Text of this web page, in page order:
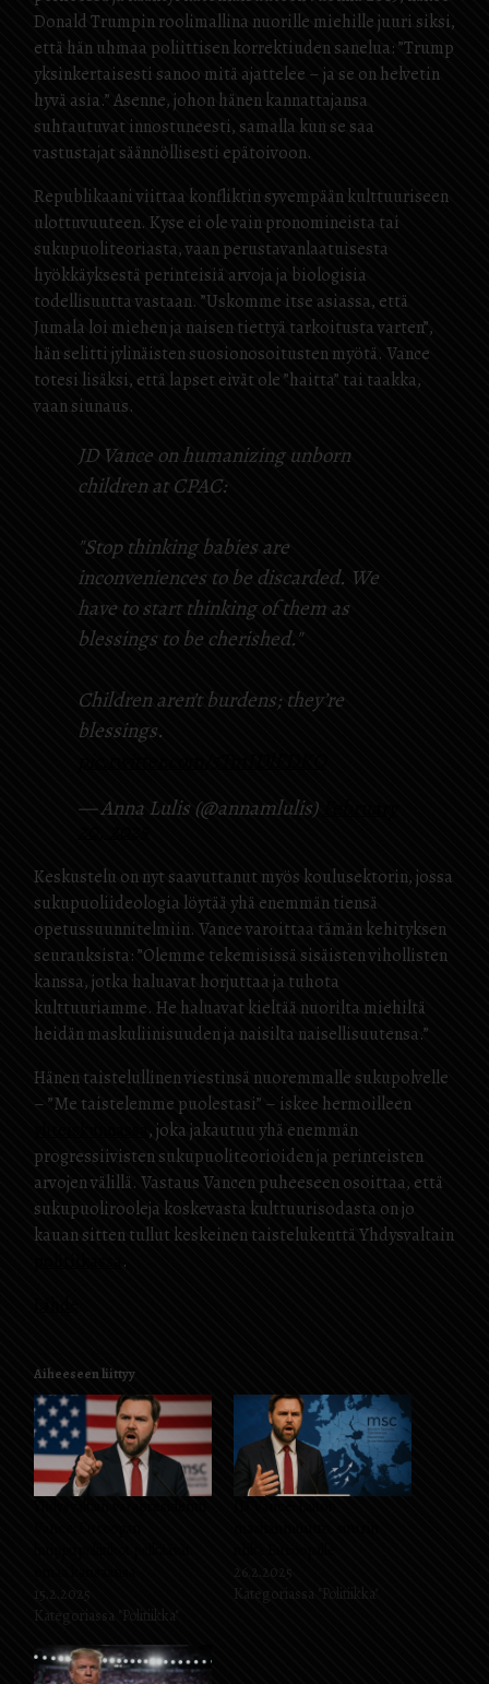
Donald Trumpin roolimallina nuorille miehille juuri siksi,
että hän uhmaa poliittisen korrektiuden sanelua: ”Trump
yksinkertaisesti sanoo mitä ajattelee – ja se on helvetin
hyvä asia.” Asenne, johon hänen kannattajansa
suhtautuvat innostuneesti, samalla kun se saa
vastustajat säännöllisesti epätoivoon.
Republikaani viittaa konfliktin syvempään kulttuuriseen
ulottuvuuteen. Kyse ei ole vain pronomineista tai
sukupuoliteoriasta, vaan perustavanlaatuisesta
hyökkäyksestä perinteisiä arvoja ja biologisia
todellisuutta vastaan. ”Uskomme itse asiassa, että
Jumala loi miehen ja naisen tiettyä tarkoitusta varten”,
hän selitti jylinäisten suosionosoitusten myötä. Vance
totesi lisäksi, että lapset eivät ole ”haitta” tai taakka,
vaan siunaus.
JD Vance on humanizing unborn
children at CPAC:
"Stop thinking babies are
inconveniences to be discarded. We
have to start thinking of them as
blessings to be cherished."
Children aren’t burdens; they’re
blessings.
— Anna Lulis (@annamlulis)
Keskustelu on nyt saavuttanut myös koulusektorin, jossa
sukupuoliideologia löytää yhä enemmän tiensä
opetussuunnitelmiin. Vance varoittaa tämän kehityksen
seurauksista: ”Olemme tekemisissä sisäisten vihollisten
kanssa, jotka haluavat horjuttaa ja tuhota
kulttuuriamme. He haluavat kieltää nuorilta miehiltä
heidän maskuliinisuuden ja naisilta naisellisuutensa.”
Hänen taistelullinen viestinsä nuoremmalle sukupolvelle
– ”Me taistelemme puolestasi” – iskee hermoilleen
, joka jakautuu yhä enemmän
progressiivisten sukupuoliteorioiden ja perinteisten
arvojen välillä. Vastaus Vancen puheeseen osoittaa, että
sukupuolirooleja koskevasta kulttuurisodasta on jo
kauan sitten tullut keskeinen taistelukenttä Yhdysvaltain
.
Aiheeseen liittyy
15.2.2025
Kategoriassa "Politiikka"
26.2.2025
Kategoriassa "Politiikka"